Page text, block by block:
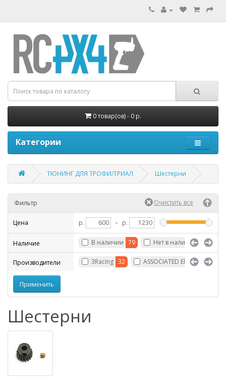
0 товар(ов) - 0 р.
Категории
ТЮНИНГ ДЛЯ ТРОФИ/ТРИАЛ Шестерни
Фильтр
Цена р. – р.
Наличие В наличии 79 Нет в наличии 134
Производители 3Racing 32 ASSOCIATED Electronic
Шестерни